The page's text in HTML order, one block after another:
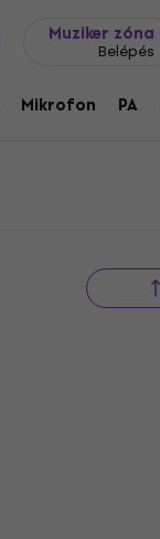
Muziker zóna
Belépés
Mikrofon PA